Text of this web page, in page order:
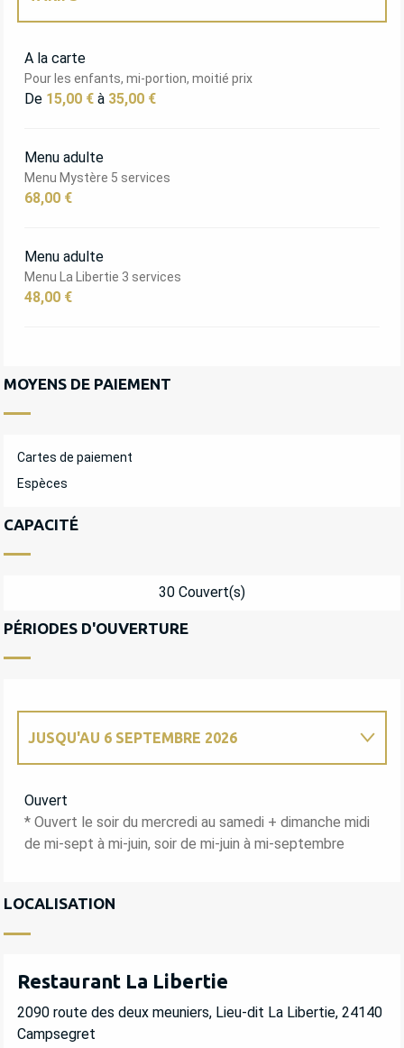
A la carte
Pour les enfants, mi-portion, moitié prix
De 15,00 € à 35,00 €
Menu adulte
Menu Mystère 5 services
68,00 €
Menu adulte
Menu La Libertie 3 services
48,00 €
MOYENS DE PAIEMENT
Cartes de paiement
Espèces
CAPACITÉ
30 Couvert(s)
PÉRIODES D'OUVERTURE
JUSQU'AU 6 SEPTEMBRE 2026
DU 7 SEPTEMBRE 2026 AU 31 DÉCEMBRE
2026
Ouvert
* Ouvert le soir du mercredi au samedi + dimanche midi
de mi-sept à mi-juin, soir de mi-juin à mi-septembre
LOCALISATION
Restaurant La Libertie
2090 route des deux meuniers, Lieu-dit La Libertie, 24140
Campsegret